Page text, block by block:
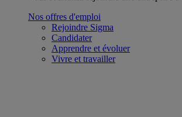
Nos offres d'emploi
Rejoindre Sigma
Candidater
Apprendre et évoluer
Vivre et travailler